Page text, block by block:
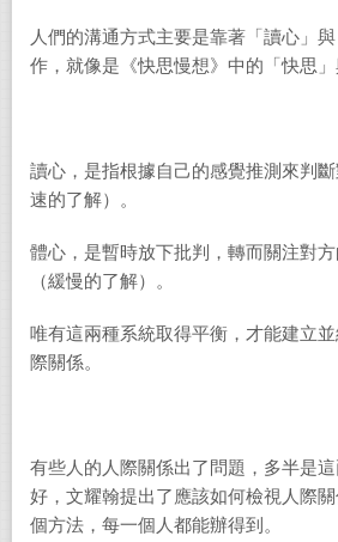
人們的溝通方式主要是靠著「讀心」
作，就像是《快思慢想》中的「快思」
讀心，是指根據自己的感覺推測來判
速的了解）。
體心，是暫時放下批判，轉而關注對
（緩慢的了解）。
唯有這兩種系統取得平衡，才能建立
際關係。
有些人的人際關係出了問題，多半是
好，文耀翰提出了應該如何檢視人際
個方法，每一個人都能辦得到。